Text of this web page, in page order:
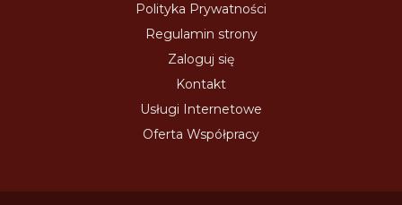
Polityka Prywatności
Regulamin strony
Zaloguj się
Kontakt
Usługi Internetowe
Oferta Współpracy